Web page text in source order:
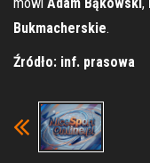
mówi Adam Bąkowski,
Bukmacherskie.
Źródło: inf. prasowa